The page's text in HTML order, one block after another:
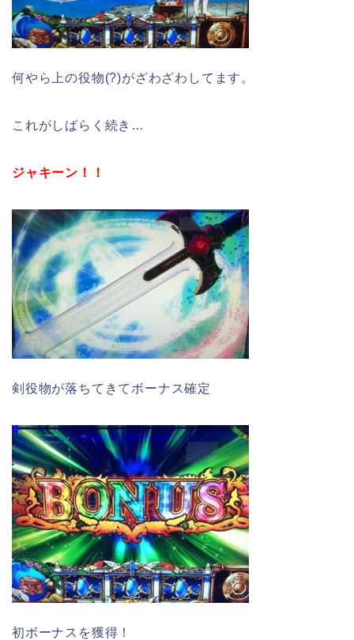
何やら上の役物(?)がざわざわしてます。
これがしばらく続き…
ジャキーン！！
剣役物が落ちてきてボーナス確定
初ボーナスを獲得！